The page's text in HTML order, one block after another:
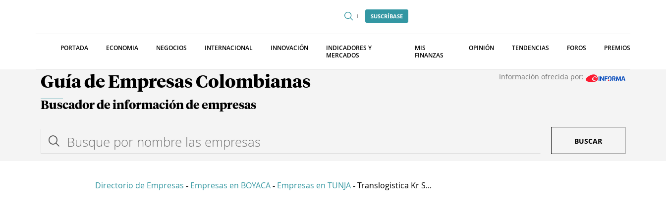
SUSCRÍBASE
PORTADA ECONOMIA NEGOCIOS INTERNACIONAL INNOVACIÓN
INDICADORES Y
MERCADOS
MIS
FINANZAS
OPINIÓN TENDENCIAS FOROS PREMIOS
Guía de Empresas Colombianas Información ofrecida por:
Buscador de información de empresas
BUSCAR
Directorio de Empresas - Empresas en BOYACA - Empresas en TUNJA - Translogistica Kr S...